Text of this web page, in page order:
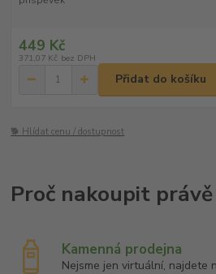
449 Kč
371,07 Kč bez DPH
Přidat do košíku
🐕 Hlídat cenu / dostupnost
Kamenná prodejna
Nejsme jen virtuální, najdete